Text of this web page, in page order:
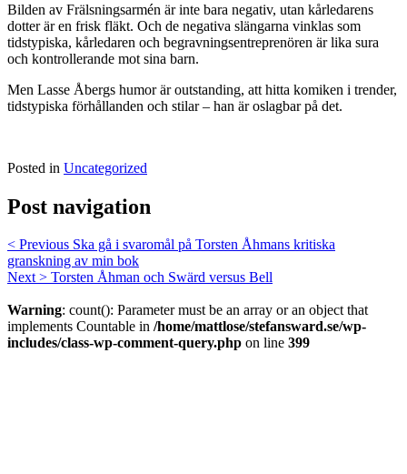
Bilden av Frälsningsarmén är inte bara negativ, utan kårledarens
dotter är en frisk fläkt. Och de negativa slängarna vinklas som
tidstypiska, kårledaren och begravningsentreprenören är lika sura
och kontrollerande mot sina barn.
Men Lasse Åbergs humor är outstanding, att hitta komiken i trender,
tidstypiska förhållanden och stilar – han är oslagbar på det.
Posted in Uncategorized
Post navigation
< Previous Ska gå i svaromål på Torsten Åhmans kritiska
granskning av min bok
Next > Torsten Åhman och Swärd versus Bell
Warning: count(): Parameter must be an array or an object that
implements Countable in /home/mattlose/stefansward.se/wp-
includes/class-wp-comment-query.php on line 399